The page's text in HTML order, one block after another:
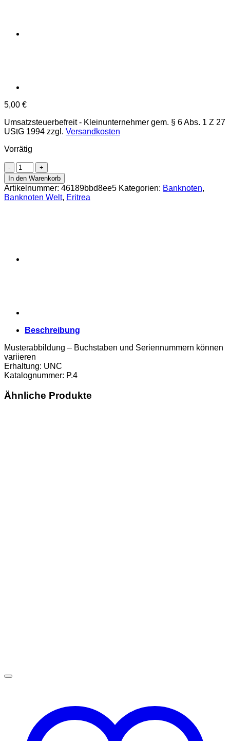
5,00 €
Umsatzsteuerbefreit - Kleinunternehmer gem. § 6 Abs. 1 Z 27
UStG 1994 zzgl. Versandkosten
Vorrätig
Eritrea
-
20
Nakfa
24.5.1997,
In den Warenkorb
Artikelnummer: 46189bbd8ee5 Kategorien: Banknoten,
Banknoten Welt, Eritrea
Beschreibung
Musterabbildung – Buchstaben und Seriennummern können
variieren
Erhaltung: UNC
Katalognummer: P.4
Ähnliche Produkte